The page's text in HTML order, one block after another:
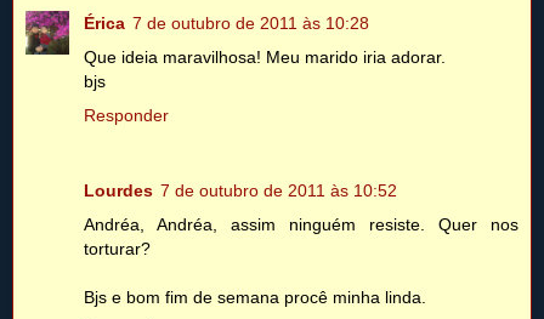
Érica 7 de outubro de 2011 às 10:28
Que ideia maravilhosa! Meu marido iria adorar.
bjs
Responder
Lourdes 7 de outubro de 2011 às 10:52
Andréa, Andréa, assim ninguém resiste. Quer nos
torturar?
Bjs e bom fim de semana procê minha linda.